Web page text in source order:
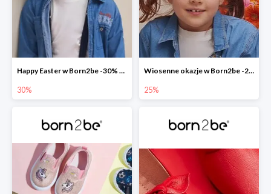
Happy Easter w Born2be -30% na wszystko
30%
Wiosenne okazje w Born2be -25%
25%